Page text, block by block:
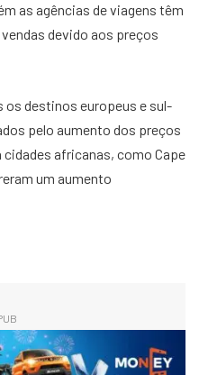
as agências de viagens têm
devido aos preços
os destinos europeus e sul-
pelo aumento dos preços
africanas, como Cape
um aumento